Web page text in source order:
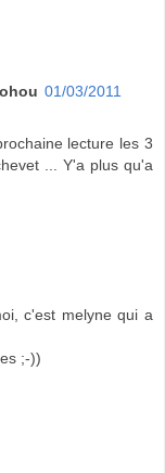
01/03/2011
lecture les 3
... Y'a plus qu'a
c'est melyne qui a
;-))